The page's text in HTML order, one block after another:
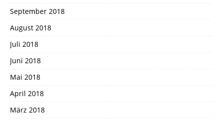
September 2018
August 2018
Juli 2018
Juni 2018
Mai 2018
April 2018
März 2018